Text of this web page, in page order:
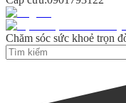
Chăm sóc sức khoẻ trọn